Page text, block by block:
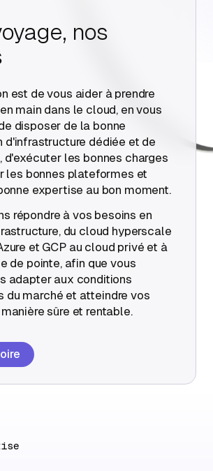
nos
est de vous aider à prendre
main dans le cloud, en vous
disposer de la bonne
d'infrastructure dédiée et de
d'exécuter les bonnes charges
les bonnes plateformes et
expertise au bon moment.
répondre à vos besoins en
du cloud hyperscale
et GCP au cloud privé et à
de pointe, afin que vous
adapter aux conditions
du marché et atteindre vos
sûre et rentable.